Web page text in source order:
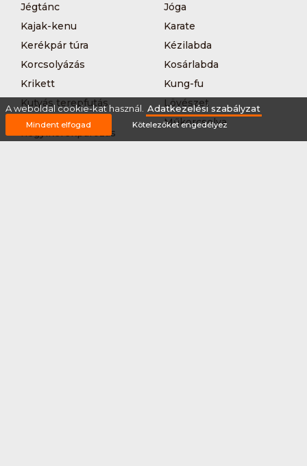
Jégtánc
Jóga
Kajak-kenu
Karate
Kerékpár túra
Kézilabda
Korcsolyázás
Kosárlabda
Krikett
Kung-fu
Kutyás terepfutás
Lövészet
MTB-
hegyikerékpározás
Műkorcsolya
A weboldal cookie-kat használ. Adatkezelési szabályzat
Mindent elfogad Kötelezőket engedélyez